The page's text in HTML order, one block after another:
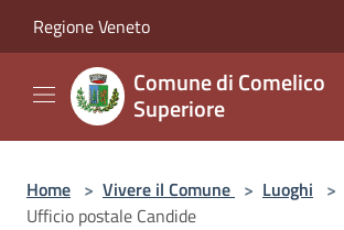
Regione Veneto
Comune di Comelico
Superiore
Home > Vivere il Comune > Luoghi >
Ufficio postale Candide